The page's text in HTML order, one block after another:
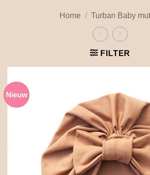
Home / Turban Baby
FILTER
Nieuw